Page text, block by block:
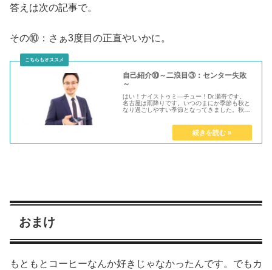
答えは次の記事で。
その⑩：さぁ3度目の正直やいかに。
自己紹介⑩～二浪目③：センター失敗
～
はい！ナイストゥミ―チュー！Dr.瀬嵜です。
名古屋は雨降りです。いつのまにか季節も秋と
なり過ごしやすい季節となってきました。秋と
おまけ
もともとコーヒーなんか好きじゃなかったんです。でもカ